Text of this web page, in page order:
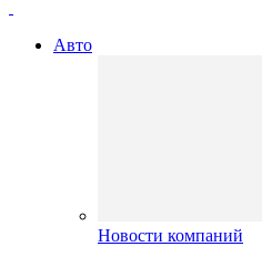
Авто
Новости компаний